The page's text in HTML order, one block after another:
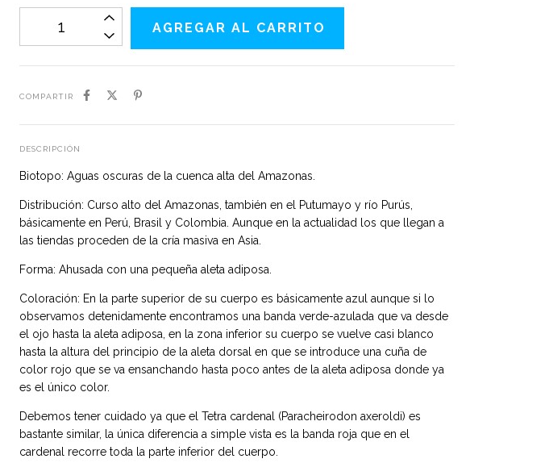
COMPARTIR
DESCRIPCIÓN
Biotopo: Aguas oscuras de la cuenca alta del Amazonas.
Distribución: Curso alto del Amazonas, también en el Putumayo y río Purús,
básicamente en Perú, Brasil y Colombia. Aunque en la actualidad los que llegan a
las tiendas proceden de la cría masiva en Asia.
Forma: Ahusada con una pequeña aleta adiposa.
Coloración: En la parte superior de su cuerpo es básicamente azul aunque si lo
observamos detenidamente encontramos una banda verde-azulada que va desde
el ojo hasta la aleta adiposa, en la zona inferior su cuerpo se vuelve casi blanco
hasta la altura del principio de la aleta dorsal en que se introduce una cuña de
color rojo que se va ensanchando hasta poco antes de la aleta adiposa donde ya
es el único color.
Debemos tener cuidado ya que el Tetra cardenal (Paracheirodon axeroldi) es
bastante similar, la única diferencia a simple vista es la banda roja que en el
cardenal recorre toda la parte inferior del cuerpo.